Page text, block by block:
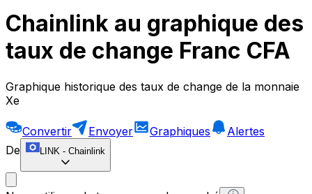
Chainlink au graphique des
taux de change Franc CFA
Graphique historique des taux de change de la monnaie
Xe
Convertir Envoyer Graphiques
Alertes
De
LINK - Chainlink